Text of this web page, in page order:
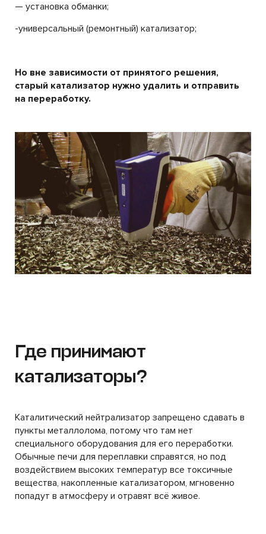
— установка обманки;
-универсальный (ремонтный) катализатор;
Но вне зависимости от принятого решения,
старый катализатор нужно удалить и отправить
на переработку.
Где принимают
катализаторы?
Каталитический нейтрализатор запрещено сдавать в
пункты металлолома, потому что там нет
специального оборудования для его переработки.
Обычные печи для переплавки справятся, но под
воздействием высоких температур все токсичные
вещества, накопленные катализатором, мгновенно
попадут в атмосферу и отравят всё живое.